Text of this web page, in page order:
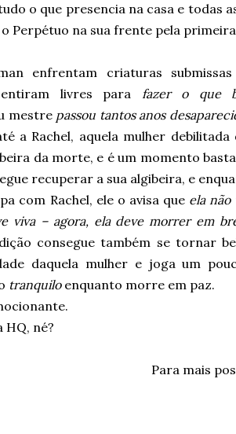
o que presencia na casa e todas
Perpétuo na sua frente pela
enfrentam criaturas
livres para fazer o que
mestre passou tantos anos
a Rachel, aquela mulher debilitada
da morte, e é um momento
recuperar a sua algibeira, e
com Rachel, ele o avisa que ela não
viva – agora, ela deve morrer em
consegue também se tornar
daquela mulher e joga um
tranquiloenquanto morre em paz.
HQ, né?
Para mais